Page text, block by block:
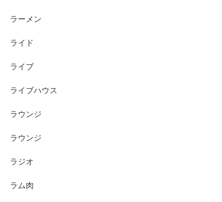
ラーメン
ライド
ライブ
ライブハウス
ラウンジ
ラウンジ
ラジオ
ラム肉